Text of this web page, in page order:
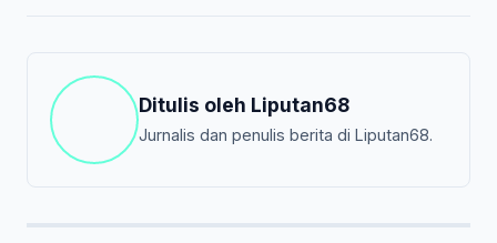
Ditulis oleh Liputan68
Jurnalis dan penulis berita di Liputan68.